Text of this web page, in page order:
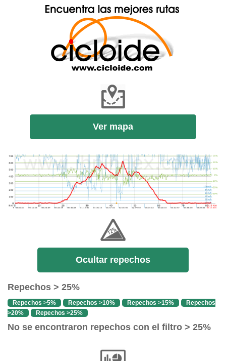
Ver mapa
Ocultar repechos
Repechos > 25%
Repechos >5% Repechos >10% Repechos >15%
Repechos
>20%
Repechos >25%
No se encontraron repechos con el filtro > 25%